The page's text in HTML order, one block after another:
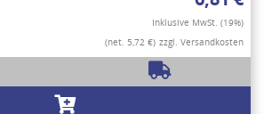
Inklusive MwSt. (19%)
(net. 5,72 €) zzgl. Versandkosten